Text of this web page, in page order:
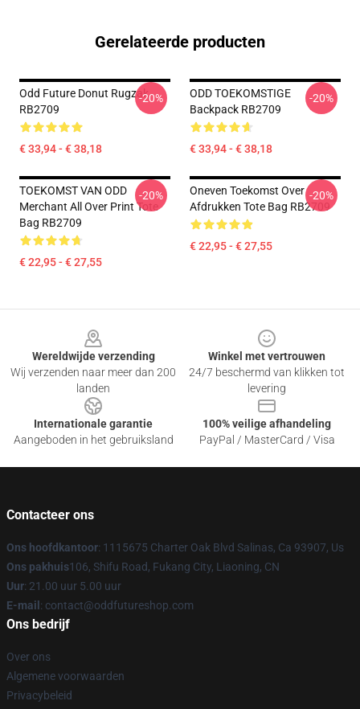
Gerelateerde producten
Odd Future Donut Rugzak
RB2709
€ 33,94 - € 38,18
-20%
ODD TOEKOMSTIGE
Backpack RB2709
€ 33,94 - € 38,18
-20%
TOEKOMST VAN ODD
Merchant All Over Print Tote
Bag RB2709
€ 22,95 - € 27,55
-20%
Oneven Toekomst Over
Afdrukken Tote Bag RB2709
€ 22,95 - € 27,55
-20%
Wereldwijde verzending
Wij verzenden naar meer dan 200
landen
Winkel met vertrouwen
24/7 beschermd van klikken tot
levering
Internationale garantie
Aangeboden in het gebruiksland
100% veilige afhandeling
PayPal / MasterCard / Visa
Contacteer ons
Ons hoofdkantoor: 1115675 Charter Oak Blvd Salinas, Ca 93907, Us
Ons pakhuis106, Shifu Road, Fukang City, Liaoning, CN
Uur: 21.00 uur 5.00 uur
E-mail : contact@oddfutureshop.com
Ons bedrijf
Over ons
Algemene voorwaarden
Privacybeleid